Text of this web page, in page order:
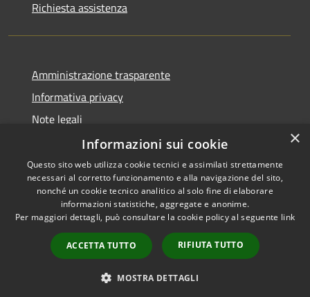
Richiesta assistenza
Amministrazione trasparente
Informativa privacy
Note legali
Dichiarazione di accessibilità
RSS
Accessibilità
Copyright © 2026 • Comune di
Ariccia • Powered by
Municipium•
Accesso
redazione
×
Informazioni sui cookie
Questo sito web utilizza cookie tecnici e assimilati strettamente
necessari al corretto funzionamento e alla navigazione del sito,
nonché un cookie tecnico analitico al solo fine di elaborare
informazioni statistiche, aggregate e anonime.
Per maggiori dettagli, può consultare la cookie policy al seguente link
ACCETTA TUTTO RIFIUTA TUTTO
MOSTRA DETTAGLI